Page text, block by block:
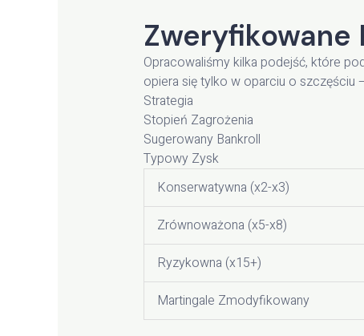
Zweryfikowane
Opracowaliśmy kilka podejść, które
opiera się tylko w oparciu o szczęściu
Strategia
Stopień Zagrożenia
Sugerowany Bankroll
Typowy Zysk
Konserwatywna (x2-x3)
Zrównoważona (x5-x8)
Ryzykowna (x15+)
Martingale Zmodyfikowany